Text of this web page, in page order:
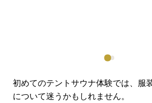
初めてのテントサウナ体験では、服
について迷うかもしれません。